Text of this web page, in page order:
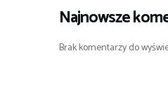
Najnowsze
Brak komentarzy do